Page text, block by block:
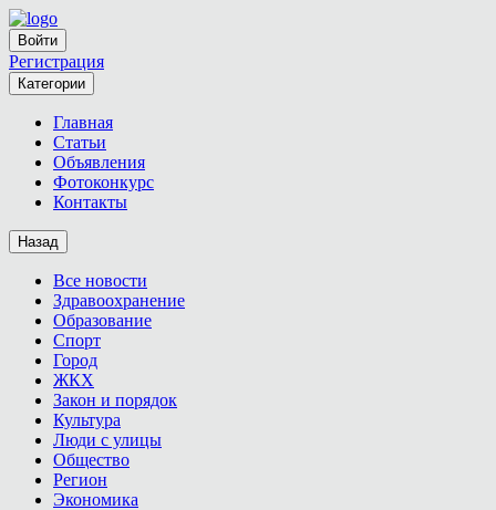
Войти
Регистрация
Категории
Главная
Статьи
Объявления
Фотоконкурс
Контакты
Назад
Все новости
Здравоохранение
Образование
Спорт
Город
ЖКХ
Закон и порядок
Культура
Люди с улицы
Общество
Регион
Экономика